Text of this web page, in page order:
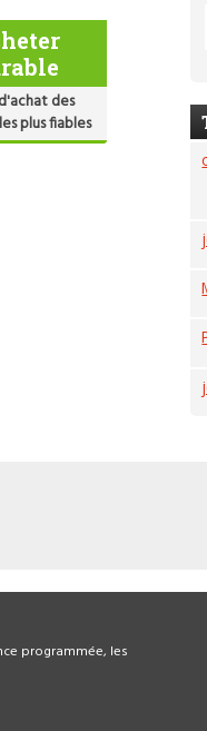
des
plus fiables
programmée, les